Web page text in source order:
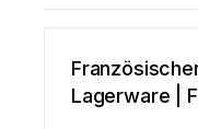
Lagerware |